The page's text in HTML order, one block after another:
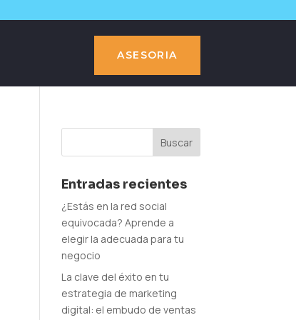
ASESORIA
Entradas recientes
¿Estás en la red social
equivocada? Aprende a
elegir la adecuada para tu
negocio
La clave del éxito en tu
estrategia de marketing
digital: el embudo de ventas